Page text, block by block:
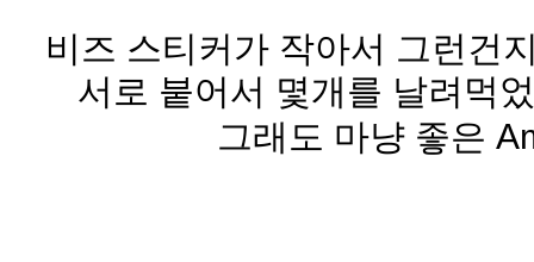
비즈 스티커가 작아서 그런건
서로 붙어서 몇개를 날려먹
그래도 마냥 좋은